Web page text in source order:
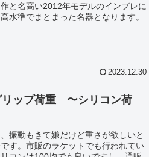
と名高い2012年モデルのインプレに
水準でまとまった名器となります。
2023.12.30
リップ荷重 〜シリコン荷
振動もきて嫌だけど重さが欲しいと
す。市販のラケットでも行われてい